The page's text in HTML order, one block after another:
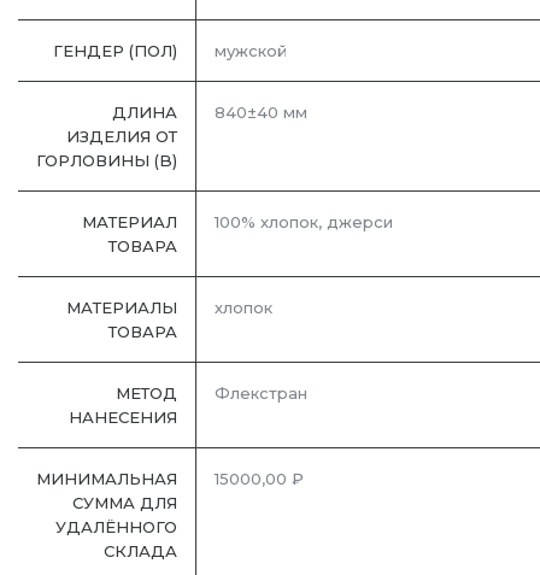
ГЕНДЕР (ПОЛ) мужской
ДЛИНА
ИЗДЕЛИЯ ОТ
ГОРЛОВИНЫ (B)
840±40 мм
МАТЕРИАЛ
ТОВАРА
100% хлопок, джерси
МАТЕРИАЛЫ
ТОВАРА
хлопок
МЕТОД
НАНЕСЕНИЯ
Флекстран
МИНИМАЛЬНАЯ
СУММА ДЛЯ
УДАЛЁННОГО
СКЛАДА
15000,00 ₽